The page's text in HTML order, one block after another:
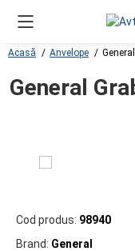
Acasă Anvelope
General
Cod produs: 98940
Brand: General